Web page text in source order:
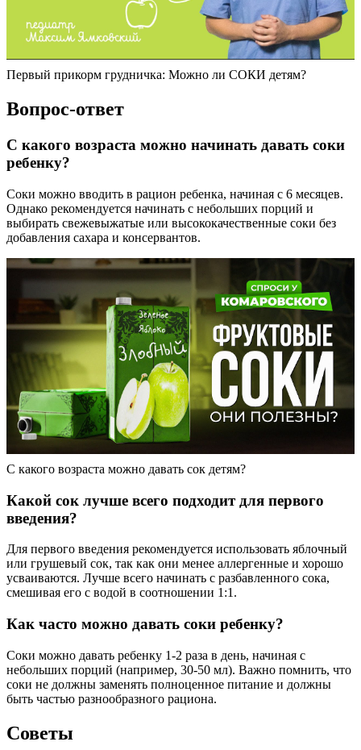
Первый прикорм грудничка: Можно ли СОКИ детям?
Вопрос-ответ
С какого возраста можно начинать давать соки
ребенку?
Соки можно вводить в рацион ребенка, начиная с 6 месяцев.
Однако рекомендуется начинать с небольших порций и
выбирать свежевыжатые или высококачественные соки без
добавления сахара и консервантов.
С какого возраста можно давать сок детям?
Какой сок лучше всего подходит для первого
введения?
Для первого введения рекомендуется использовать яблочный
или грушевый сок, так как они менее аллергенные и хорошо
усваиваются. Лучше всего начинать с разбавленного сока,
смешивая его с водой в соотношении 1:1.
Как часто можно давать соки ребенку?
Соки можно давать ребенку 1-2 раза в день, начиная с
небольших порций (например, 30-50 мл). Важно помнить, что
соки не должны заменять полноценное питание и должны
быть частью разнообразного рациона.
Советы